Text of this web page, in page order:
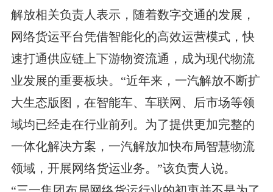
解放相关负责人表示，随着数字交通的发展，
网络货运平台凭借智能化的高效运营模式，快
速打通供应链上下游物资流通，成为现代物流
业发展的重要板块。“近年来，一汽解放不断扩
大生态版图，在智能车、车联网、后市场等领
域均已经走在行业前列。为了提供更加完整的
一体化解决方案，一汽解放加快布局智慧物流
领域，开展网络货运业务。”该负责人说。